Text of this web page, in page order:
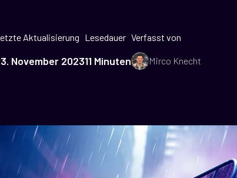
Aktualisierung
November 2023
Lesedauer
11 Minuten
Verfasst von
Mirco Knecht